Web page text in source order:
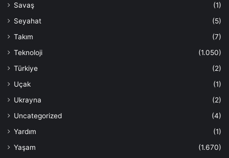
Savaş
(1)
Seyahat
(5)
Takım
(7)
Teknoloji
(1.050)
Türkiye
(2)
Uçak
(1)
Ukrayna
(2)
Uncategorized
(4)
Yardım
(1)
Yaşam
(1.670)